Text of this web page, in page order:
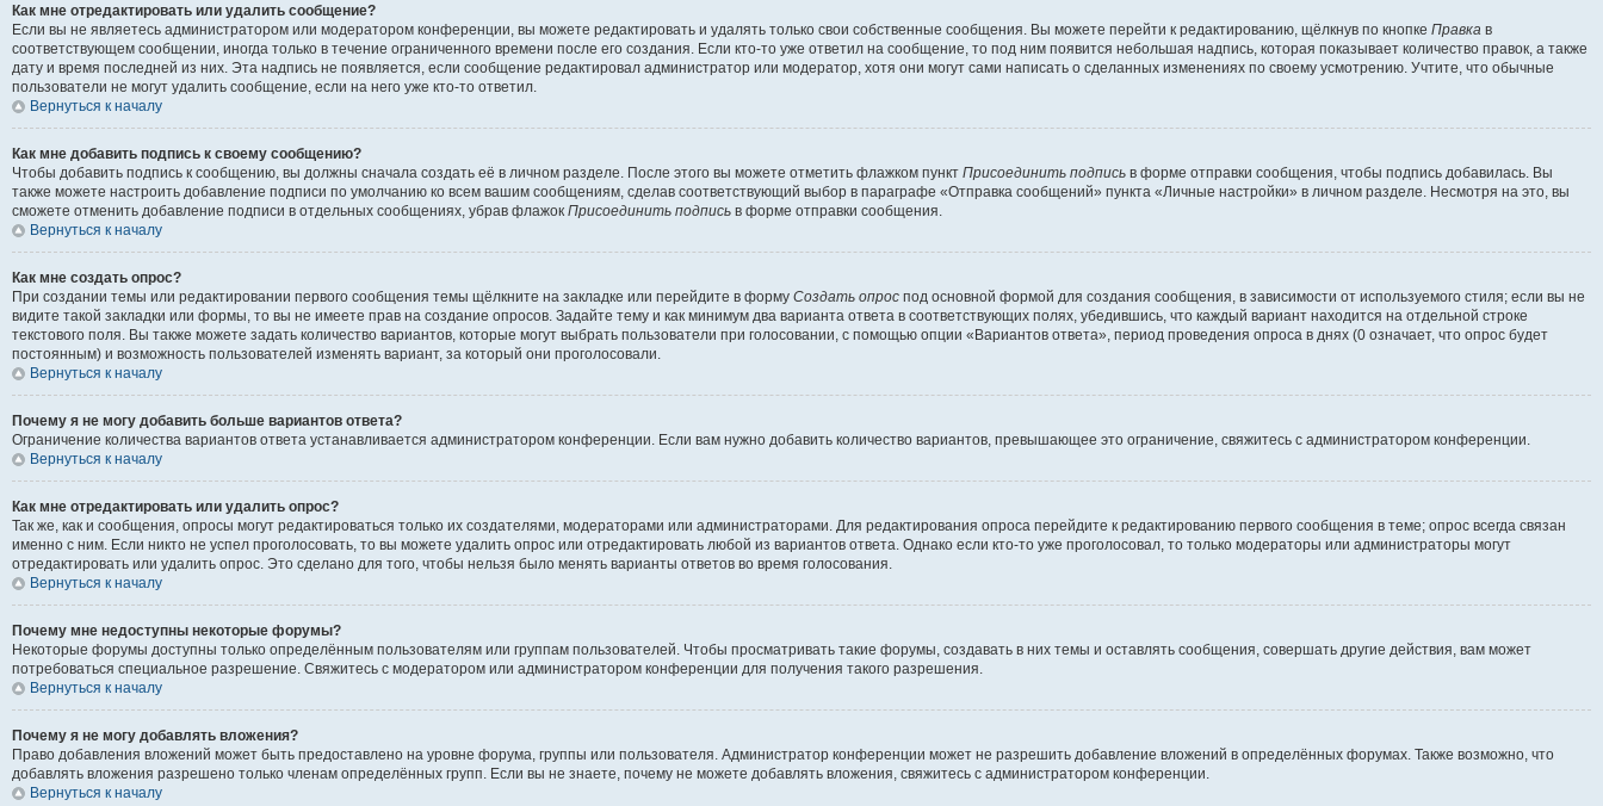
Как мне отредактировать или удалить сообщение?
Если вы не являетесь администратором или модератором конференции, вы можете редактировать и удалять только свои собственные сообщения. Вы можете перейти к редактированию, щёлкнув по кнопке Правка в
соответствующем сообщении, иногда только в течение ограниченного времени после его создания. Если кто-то уже ответил на сообщение, то под ним появится небольшая надпись, которая показывает количество правок, а также
дату и время последней из них. Эта надпись не появляется, если сообщение редактировал администратор или модератор, хотя они могут сами написать о сделанных изменениях по своему усмотрению. Учтите, что обычные
пользователи не могут удалить сообщение, если на него уже кто-то ответил.
Вернуться к началу
Как мне добавить подпись к своему сообщению?
Чтобы добавить подпись к сообщению, вы должны сначала создать её в личном разделе. После этого вы можете отметить флажком пункт Присоединить подпись в форме отправки сообщения, чтобы подпись добавилась. Вы
также можете настроить добавление подписи по умолчанию ко всем вашим сообщениям, сделав соответствующий выбор в параграфе «Отправка сообщений» пункта «Личные настройки» в личном разделе. Несмотря на это, вы
сможете отменить добавление подписи в отдельных сообщениях, убрав флажок Присоединить подпись в форме отправки сообщения.
Вернуться к началу
Как мне создать опрос?
При создании темы или редактировании первого сообщения темы щёлкните на закладке или перейдите в форму Создать опрос под основной формой для создания сообщения, в зависимости от используемого стиля; если вы не
видите такой закладки или формы, то вы не имеете прав на создание опросов. Задайте тему и как минимум два варианта ответа в соответствующих полях, убедившись, что каждый вариант находится на отдельной строке
текстового поля. Вы также можете задать количество вариантов, которые могут выбрать пользователи при голосовании, с помощью опции «Вариантов ответа», период проведения опроса в днях (0 означает, что опрос будет
постоянным) и возможность пользователей изменять вариант, за который они проголосовали.
Вернуться к началу
Почему я не могу добавить больше вариантов ответа?
Ограничение количества вариантов ответа устанавливается администратором конференции. Если вам нужно добавить количество вариантов, превышающее это ограничение, свяжитесь с администратором конференции.
Вернуться к началу
Как мне отредактировать или удалить опрос?
Так же, как и сообщения, опросы могут редактироваться только их создателями, модераторами или администраторами. Для редактирования опроса перейдите к редактированию первого сообщения в теме; опрос всегда связан
именно с ним. Если никто не успел проголосовать, то вы можете удалить опрос или отредактировать любой из вариантов ответа. Однако если кто-то уже проголосовал, то только модераторы или администраторы могут
отредактировать или удалить опрос. Это сделано для того, чтобы нельзя было менять варианты ответов во время голосования.
Вернуться к началу
Почему мне недоступны некоторые форумы?
Некоторые форумы доступны только определённым пользователям или группам пользователей. Чтобы просматривать такие форумы, создавать в них темы и оставлять сообщения, совершать другие действия, вам может
потребоваться специальное разрешение. Свяжитесь с модератором или администратором конференции для получения такого разрешения.
Вернуться к началу
Почему я не могу добавлять вложения?
Право добавления вложений может быть предоставлено на уровне форума, группы или пользователя. Администратор конференции может не разрешить добавление вложений в определённых форумах. Также возможно, что
добавлять вложения разрешено только членам определённых групп. Если вы не знаете, почему не можете добавлять вложения, свяжитесь с администратором конференции.
Вернуться к началу